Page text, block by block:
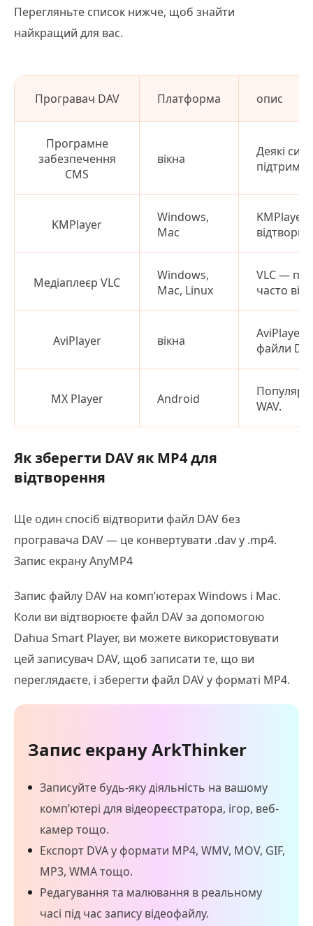
Перегляньте список нижче, щоб знайти
найкращий для вас.
Програвач DAV Платформа опис
Програмне
забезпечення
CMS
вікна
Деякі
KMPlayer
Windows,
Mac
KMPlayer
Медіаплеєр VLC
Windows,
Mac, Linux
VLC —
часто
AviPlayer вікна
AviPlayer
файли
MX Player Android
WAV.
Як зберегти DAV як MP4 для
відтворення
Ще один спосіб відтворити файл DAV без
програвача DAV — це конвертувати .dav у .mp4.
Запис екрану AnyMP4
Запис файлу DAV на комп’ютерах Windows і Mac.
Коли ви відтворюєте файл DAV за допомогою
Dahua Smart Player, ви можете використовувати
цей записувач DAV, щоб записати те, що ви
переглядаєте, і зберегти файл DAV у форматі MP4.
Запис екрану ArkThinker
Записуйте будь-яку діяльність на вашому
комп’ютері для відеореєстратора, ігор, веб-
камер тощо.
Експорт DVA у формати MP4, WMV, MOV, GIF,
MP3, WMA тощо.
Редагування та малювання в реальному
часі під час запису відеофайлу.